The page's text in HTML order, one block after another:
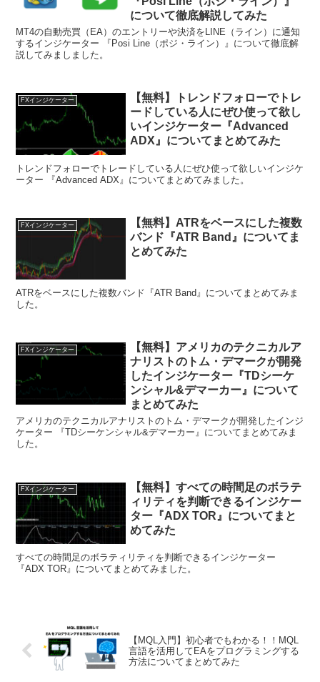
について徹底解説してみた
MT4の自動売買（EA）のエントリーや決済をLINE（ライン）に通知
するインジケーター 『Posi Line（ポジ・ライン）』について徹底解
説してみましました。
FXインジケーター
【無料】トレンドフォローでトレ
ードしている人にぜひ使って欲し
いインジケーター『Advanced
ADX』についてまとめてみた
トレンドフォローでトレードしている人にぜひ使って欲しいインジケ
ーター 『Advanced ADX』についてまとめてみました。
FXインジケーター
【無料】ATRをベースにした複数
バンド『ATR Band』についてま
とめてみた
ATRをベースにした複数バンド『ATR Band』についてまとめてみま
した。
FXインジケーター
【無料】アメリカのテクニカルア
ナリストのトム・デマークが開発
したインジケーター『TDシーケ
ンシャル&デマーカー』について
まとめてみた
アメリカのテクニカルアナリストのトム・デマークが開発したインジ
ケーター 『TDシーケンシャル&デマーカー』についてまとめてみま
した。
FXインジケーター
【無料】すべての時間足のボラテ
ィリティを判断できるインジケー
ター『ADX TOR』についてまと
めてみた
すべての時間足のボラティリティを判断できるインジケーター
『ADX TOR』についてまとめてみました。
【MQL入門】初心者でもわかる！！MQL
言語を活用してEAをプログラミングする
方法についてまとめてみた